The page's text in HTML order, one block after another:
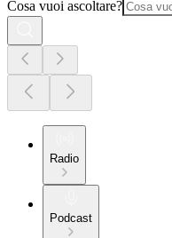
Cosa vuoi ascoltare?
Radio
Podcast